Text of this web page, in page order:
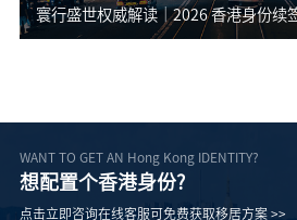
寰行盛世权威解读｜2026 香港身份续
底线，严防身份中断！
WANT TO GET AN Hong Kong IDENTITY?
想配置个香港身份?
点击立即咨询在线客服可免费获取移居方案 >>